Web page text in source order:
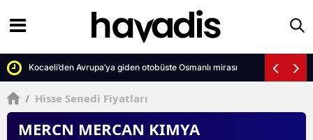
Kocaeli’den Avrupa’ya giden otobüste Osmanlı mirası
/ Hisse Senedi Fiyatları
MERCN MERCAN KIMYA